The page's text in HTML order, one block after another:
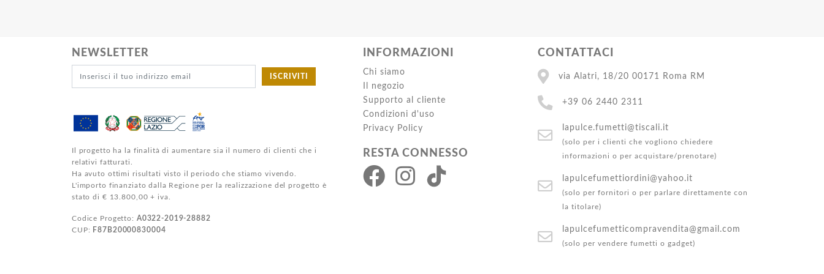
NEWSLETTER
ISCRIVITI
Il progetto ha la finalità di aumentare sia il numero di clienti che i
relativi fatturati.
Ha avuto ottimi risultati visto il periodo che stiamo vivendo.
L'importo finanziato dalla Regione per la realizzazione del progetto è
stato di € 13.800,00 + iva.
Codice Progetto: A0322-2019-28882
CUP: F87B20000830004
INFORMAZIONI
Chi siamo
Il negozio
Supporto al cliente
Condizioni d'uso
Privacy Policy
RESTA CONNESSO
CONTATTACI
via Alatri, 18/20 00171 Roma RM
+39 06 2440 2311
lapulce.fumetti@tiscali.it
(solo per i clienti che vogliono chiedere
informazioni o per acquistare/prenotare)
lapulcefumettiordini@yahoo.it
(solo per fornitori o per parlare direttamente con
la titolare)
lapulcefumetticompravendita@gmail.com
(solo per vendere fumetti o gadget)